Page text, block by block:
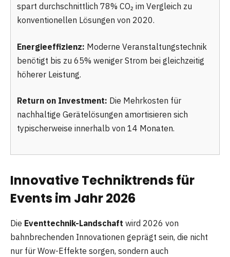
spart durchschnittlich 78% CO₂ im Vergleich zu
konventionellen Lösungen von 2020.
Energieeffizienz: Moderne Veranstaltungstechnik
benötigt bis zu 65% weniger Strom bei gleichzeitig
höherer Leistung.
Return on Investment: Die Mehrkosten für
nachhaltige Gerätelösungen amortisieren sich
typischerweise innerhalb von 14 Monaten.
Innovative Techniktrends für
Events im Jahr 2026
Die Eventtechnik-Landschaft wird 2026 von
bahnbrechenden Innovationen geprägt sein, die nicht
nur für Wow-Effekte sorgen, sondern auch